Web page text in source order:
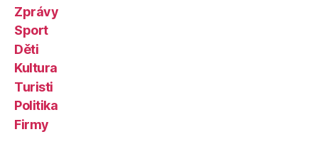
Zprávy
Sport
Děti
Kultura
Turisti
Politika
Firmy